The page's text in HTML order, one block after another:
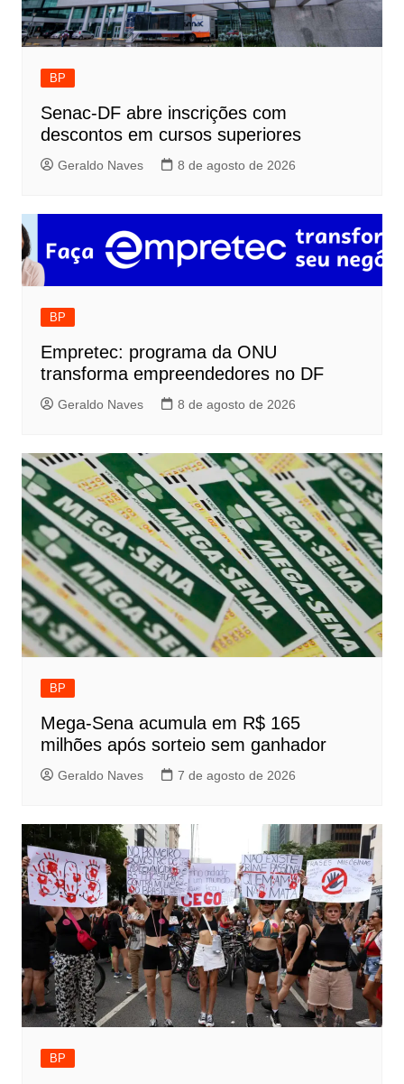
BP
Senac-DF abre inscrições com
descontos em cursos superiores
Geraldo Naves 8 de agosto de 2026
BP
Empretec: programa da ONU
transforma empreendedores no DF
Geraldo Naves 8 de agosto de 2026
BP
Mega-Sena acumula em R$ 165
milhões após sorteio sem ganhador
Geraldo Naves 7 de agosto de 2026
BP